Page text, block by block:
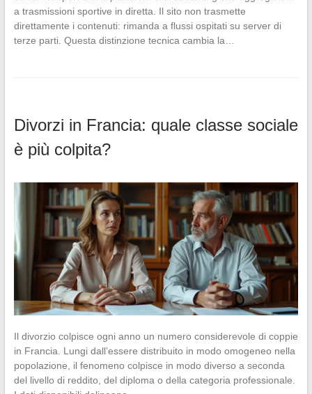
a trasmissioni sportive in diretta. Il sito non trasmette
direttamente i contenuti: rimanda a flussi ospitati su server di
terze parti. Questa distinzione tecnica cambia la…
Divorzi in Francia: quale classe sociale
è più colpita?
Il divorzio colpisce ogni anno un numero considerevole di coppie
in Francia. Lungi dall’essere distribuito in modo omogeneo nella
popolazione, il fenomeno colpisce in modo diverso a seconda
del livello di reddito, del diploma o della categoria professionale.